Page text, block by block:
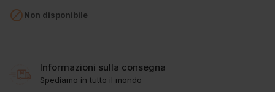
Non disponibile
Informazioni sulla consegna
Spediamo in tutto il mondo